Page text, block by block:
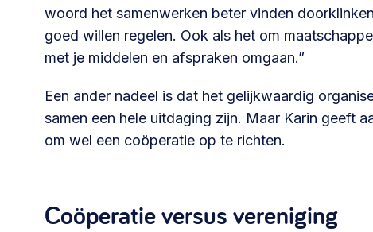
woord het samenwerken beter vinden
goed willen regelen. Ook als het om
met je middelen en afspraken omgaan.”
Een ander nadeel is dat het gelijkwaardig
samen een hele uitdaging zijn. Maar Karin geeft
om wel een coöperatie op te richten.
Coöperatie versus vereniging